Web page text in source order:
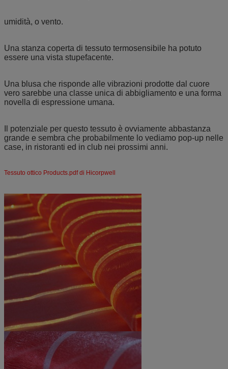
umidità, o vento.
Una stanza coperta di tessuto termosensibile ha potuto
essere una vista stupefacente.
Una blusa che risponde alle vibrazioni prodotte dal cuore
vero sarebbe una classe unica di abbigliamento e una forma
novella di espressione umana.
Il potenziale per questo tessuto è ovviamente abbastanza
grande e sembra che probabilmente lo vediamo pop-up nelle
case, in ristoranti ed in club nei prossimi anni.
Tessuto ottico Products.pdf di Hicorpwell